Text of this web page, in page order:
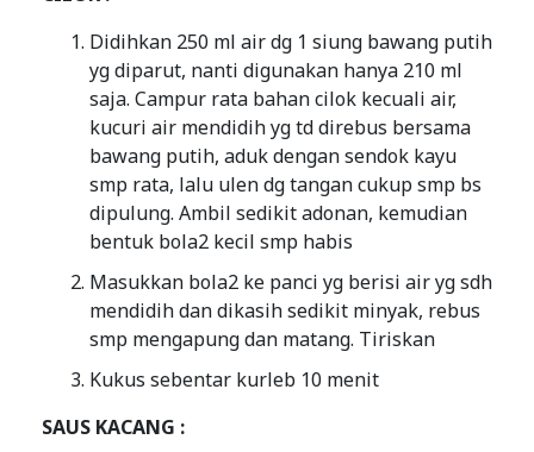
Didihkan 250 ml air dg 1 siung bawang putih
yg diparut, nanti digunakan hanya 210 ml
saja. Campur rata bahan cilok kecuali air,
kucuri air mendidih yg td direbus bersama
bawang putih, aduk dengan sendok kayu
smp rata, lalu ulen dg tangan cukup smp bs
dipulung. Ambil sedikit adonan, kemudian
bentuk bola2 kecil smp habis
Masukkan bola2 ke panci yg berisi air yg sdh
mendidih dan dikasih sedikit minyak, rebus
smp mengapung dan matang. Tiriskan
Kukus sebentar kurleb 10 menit
SAUS KACANG :